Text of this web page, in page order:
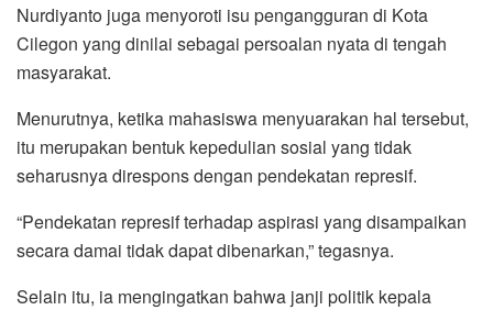
Nurdiyanto juga menyoroti isu pengangguran di Kota
Cilegon yang dinilai sebagai persoalan nyata di tengah
masyarakat.
Menurutnya, ketika mahasiswa menyuarakan hal tersebut,
itu merupakan bentuk kepedulian sosial yang tidak
seharusnya direspons dengan pendekatan represif.
“Pendekatan represif terhadap aspirasi yang disampaikan
secara damai tidak dapat dibenarkan,” tegasnya.
Selain itu, ia mengingatkan bahwa janji politik kepala